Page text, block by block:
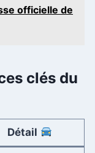
officielle de
clés du
Détail